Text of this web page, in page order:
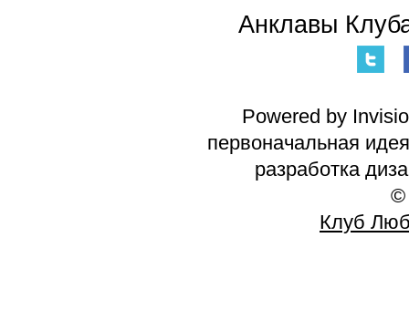
Анклавы
Powered by
первоначальная
разработка
©
Клуб